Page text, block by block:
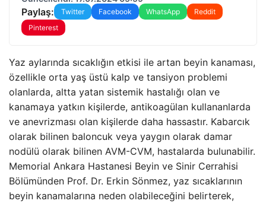
Paylaş: Twitter Facebook WhatsApp
Reddit
Pinterest
Yaz aylarında sıcaklığın etkisi ile artan beyin kanaması,
özellikle orta yaş üstü kalp ve tansiyon problemi
olanlarda, altta yatan sistemik hastalığı olan ve
kanamaya yatkın kişilerde, antikoagülan kullananlarda
ve anevrizması olan kişilerde daha hassastır. Kabarcık
olarak bilinen baloncuk veya yaygın olarak damar
nodülü olarak bilinen AVM-CVM, hastalarda bulunabilir.
Memorial Ankara Hastanesi Beyin ve Sinir Cerrahisi
Bölümünden Prof. Dr. Erkin Sönmez, yaz sıcaklarının
beyin kanamalarına neden olabileceğini belirterek,